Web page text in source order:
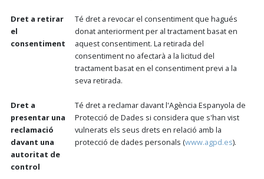
Dret a retirar
el
consentiment
Té dret a revocar el consentiment que hagués
donat anteriorment per al tractament basat en
aquest consentiment. La retirada del
consentiment no afectarà a la licitud del
tractament basat en el consentiment previ a la
seva retirada.
Dret a
presentar una
reclamació
davant una
autoritat de
control
Té dret a reclamar davant l'Agència Espanyola de
Protecció de Dades si considera que s'han vist
vulnerats els seus drets en relació amb la
protecció de dades personals (www.agpd.es).